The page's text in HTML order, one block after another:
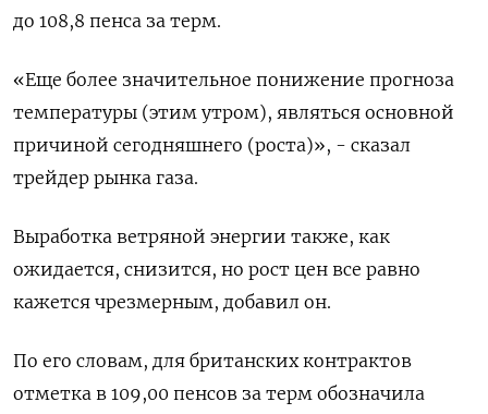
до 108,8 пенса за терм.
«Еще более значительное понижение прогноза
температуры (этим утром), являться основной
причиной сегодняшнего (роста)», - сказал
трейдер рынка газа.
Выработка ветряной энергии также, как
ожидается, снизится, но рост цен все равно
кажется чрезмерным, добавил он.
По его словам, для британских контрактов
отметка в 109,00 пенсов за терм обозначила